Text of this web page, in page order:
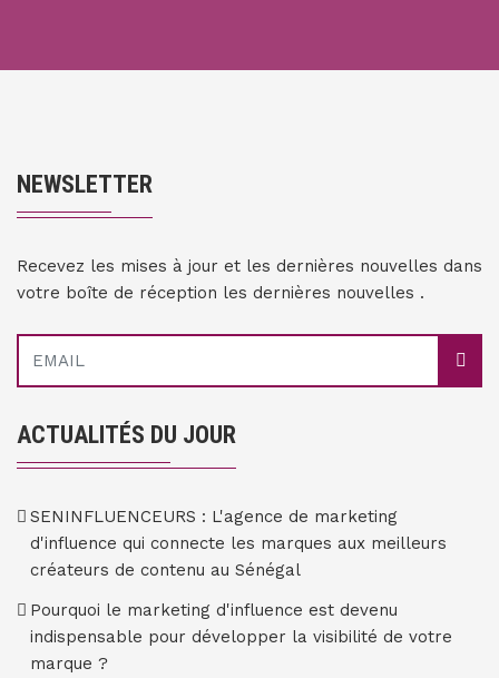
NEWSLETTER
Recevez les mises à jour et les dernières nouvelles dans
votre boîte de réception les dernières nouvelles .
ACTUALITÉS DU JOUR
SENINFLUENCEURS : L'agence de marketing
d'influence qui connecte les marques aux meilleurs
créateurs de contenu au Sénégal
Pourquoi le marketing d'influence est devenu
indispensable pour développer la visibilité de votre
marque ?